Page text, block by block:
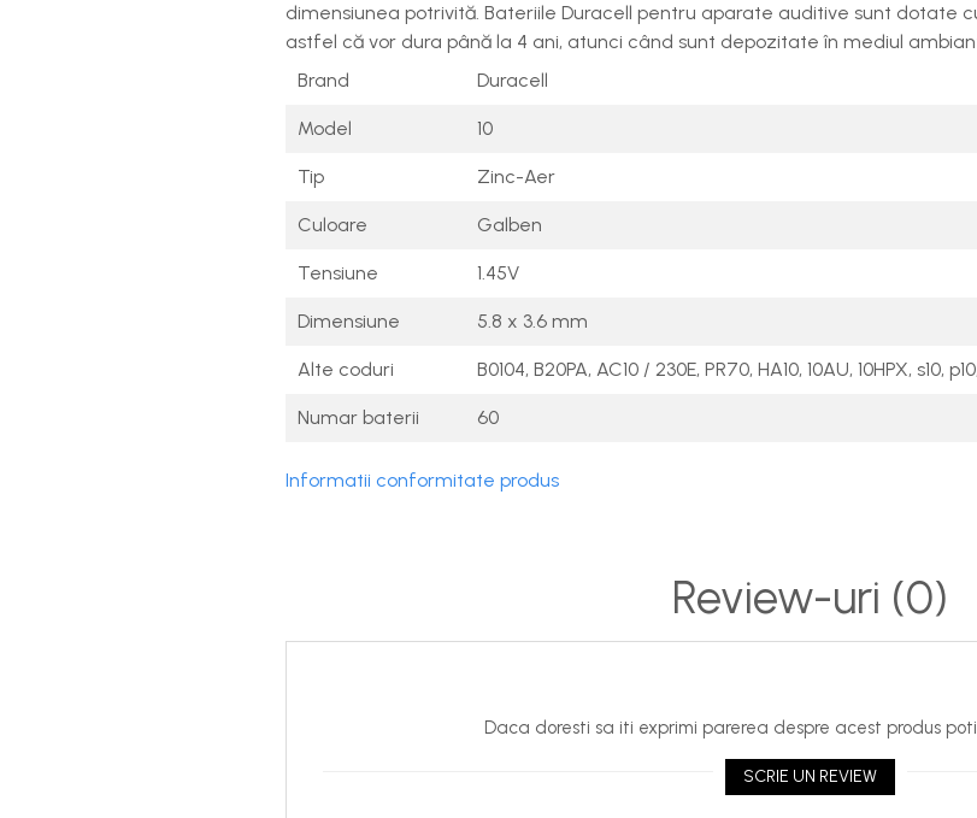
dimensiunea potrivită. Bateriile Duracell pentru aparate auditive sunt dotate
astfel că vor dura până la 4 ani, atunci când sunt depozitate în mediul
Brand
Duracell
Model 10
Tip Zinc-Aer
Culoare Galben
Tensiune 1.45V
Dimensiune 5.8 x 3.6 mm
Alte coduri B0104, B20PA, AC10 / 230E, PR70, HA10, 10AU, 10HPX, s10,
Numar baterii 60
Informatii conformitate produs
Review-uri (0)
Daca doresti sa iti exprimi parerea despre acest produs
SCRIE UN REVIEW